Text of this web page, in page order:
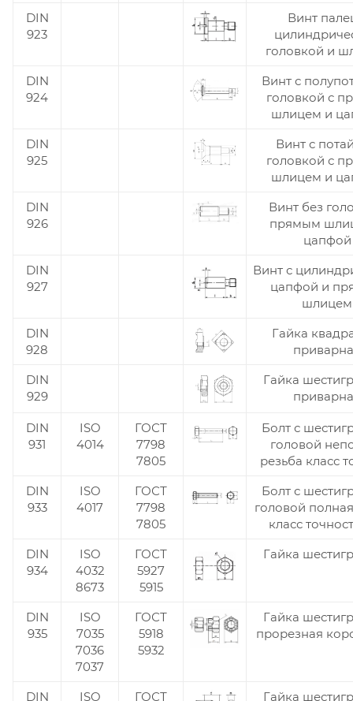
DIN
923
Винт
головкой и
DIN
924
Винт с
головкой с
шлицем и
DIN
925
Винт с
головкой с
шлицем и
DIN
926
Винт без
прямым
цапфой
DIN
927
Винт с
цапфой и
шлицем
DIN
928
Гайка
DIN
929
Гайка
DIN
931
ISO
4014
ГОСТ
7798
7805
Болт с
головой
резьба класс
DIN
933
ISO
4017
ГОСТ
7798
7805
Болт с
головой
класс
DIN
934
ISO
4032
8673
ГОСТ
5927
5915
Гайка
DIN
935
ISO
7035
7036
7037
ГОСТ
5918
5932
Гайка
прорезная
DIN ISO ГОСТ Гайка